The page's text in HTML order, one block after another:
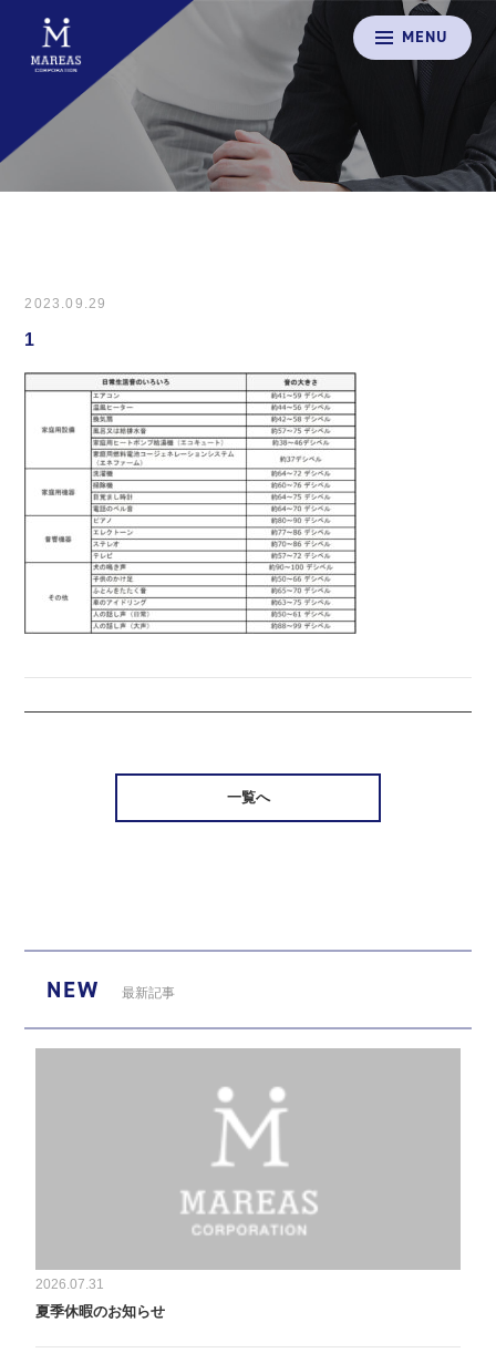
MENU
2023.09.29
1
一覧へ
NEW 最新記事
2026.07.31
夏季休暇のお知らせ